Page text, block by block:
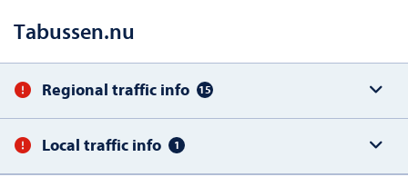
Tabussen.nu
Regional traffic info 15
Local traffic info 1